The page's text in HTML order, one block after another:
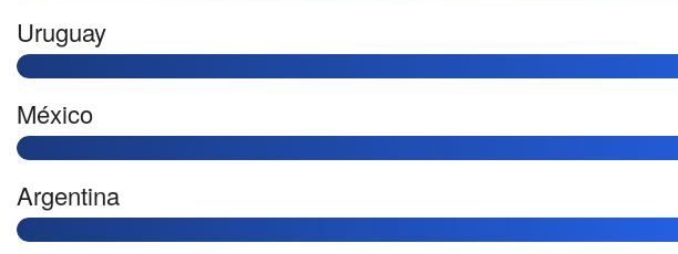
Uruguay
México
Argentina